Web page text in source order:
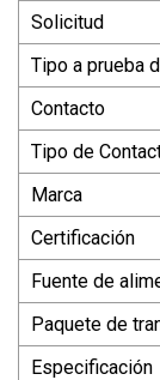
Solicitud
Tipo a prueba
Contacto
Tipo de
Marca
Certificación
Fuente de
Paquete de
Especificación